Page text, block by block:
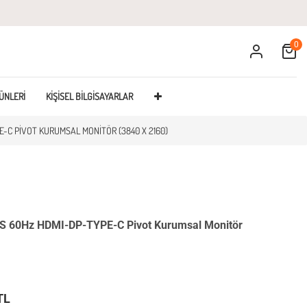
KIŞISEL BILGISAYARLAR
Cart
0
PIVOT KURUMSAL MONITÖR (3840 X 2160)
60Hz HDMI-DP-TYPE-C Pivot Kurumsal Monitör